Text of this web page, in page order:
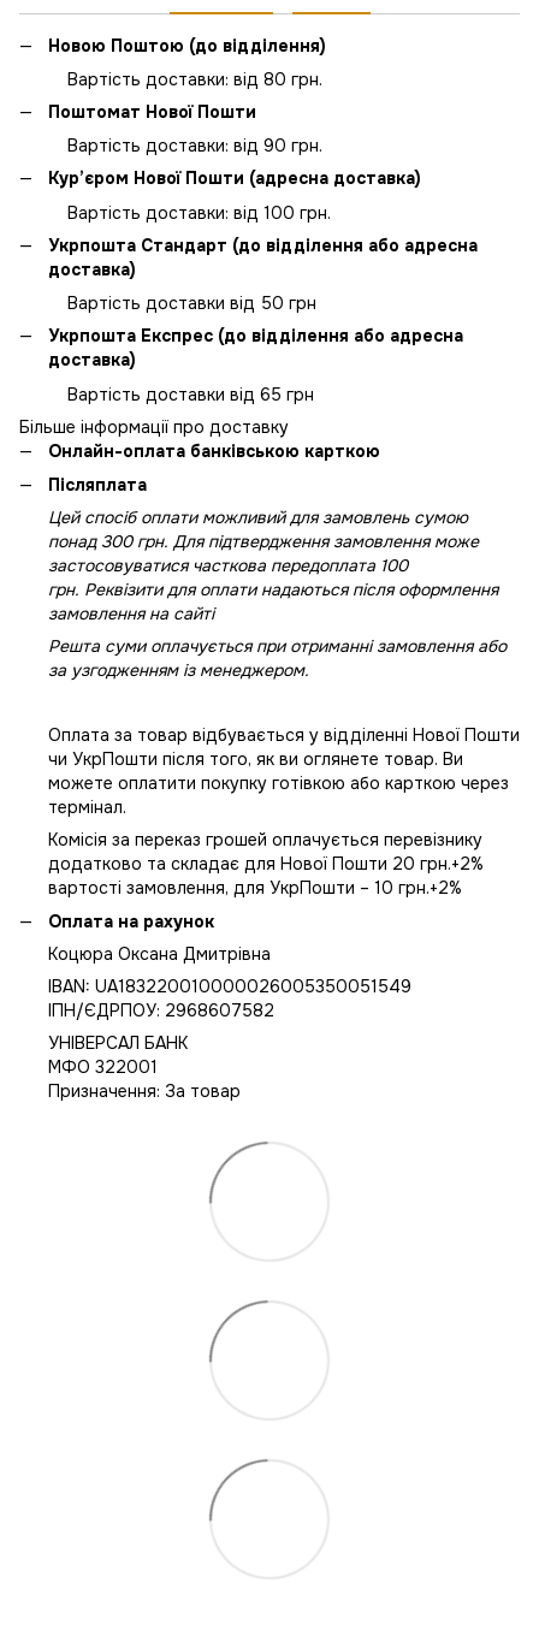
Новою Поштою (до відділення)
Вартість доставки: від 80 грн.
Поштомат Нової Пошти
Вартість доставки: від 90 грн.
Кур’єром Нової Пошти (адресна доставка)
Вартість доставки: від 100 грн.
Укрпошта Стандарт (до відділення або адресна
доставка)
Вартість доставки від 50 грн
Укрпошта Експрес (до відділення або адресна
доставка)
Вартість доставки від 65 грн
Більше інформації про доставку
Онлайн-оплата банківською карткою
Післяплата
Цей спосіб оплати можливий для замовлень сумою
понад 300 грн. Для підтвердження замовлення може
застосовуватися часткова передоплата 100
грн. Реквізити для оплати надаються після оформлення
замовлення на сайті
Решта суми оплачується при отриманні замовлення або
за узгодженням із менеджером.
Оплата за товар відбувається у відділенні Нової Пошти
чи УкрПошти після того, як ви оглянете товар. Ви
можете оплатити покупку готівкою або карткою через
термінал.
Комісія за переказ грошей оплачується перевізнику
додатково та складає для Нової Пошти 20 грн.+2%
вартості замовлення, для УкрПошти – 10 грн.+2%
Оплата на рахунок
Коцюра Оксана Дмитрівна
IBAN: UA183220010000026005350051549
IПН/ЄДРПОУ: 2968607582
УНІВЕРСАЛ БАНК
МФО 322001
Призначення: За товар